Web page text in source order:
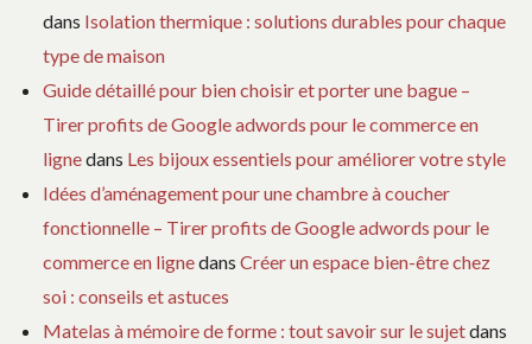
dans Isolation thermique : solutions durables pour chaque
type de maison
Guide détaillé pour bien choisir et porter une bague –
Tirer profits de Google adwords pour le commerce en
lignedans Les bijoux essentiels pour améliorer votre style
Idées d’aménagement pour une chambre à coucher
fonctionnelle – Tirer profits de Google adwords pour le
commerce en lignedans Créer un espace bien-être chez
soi : conseils et astuces
Matelas à mémoire de forme : tout savoir sur le sujetdans